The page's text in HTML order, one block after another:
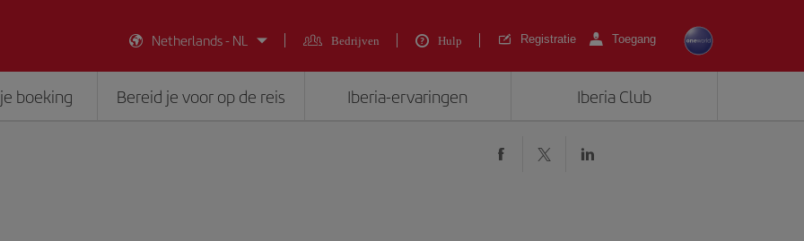
Netherlands - NL
Bedrijven Hulp Registratie Toegang
boeking Bereid je voor op de reis Iberia-ervaringen Iberia Club